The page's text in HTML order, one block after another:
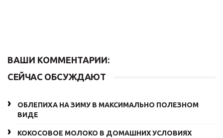
ВАШИ КОММЕНТАРИИ:
СЕЙЧАС ОБСУЖДАЮТ
ОБЛЕПИХА НА ЗИМУ В МАКСИМАЛЬНО ПОЛЕЗНОМ
ВИДЕ
КОКОСОВОЕ МОЛОКО В ДОМАШНИХ УСЛОВИЯХ